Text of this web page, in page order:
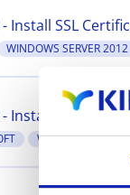
Install SSL
WINDOWS SERVER 2012
Install SSL
WINDOWS